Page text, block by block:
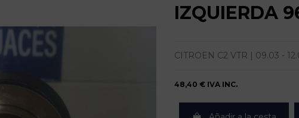
IZQUIERDA
CITROEN C2 VTR | 09.03 -
48,40 € IVA INC.